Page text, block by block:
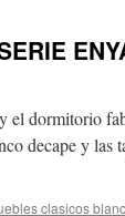
el dormitorio
decape y las
clasicos